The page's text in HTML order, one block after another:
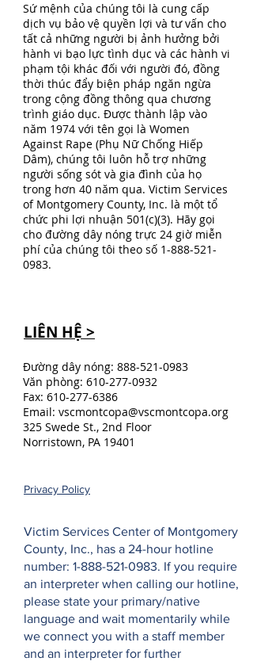
Sứ mệnh của chúng tôi là cung cấp
dịch vụ bảo vệ quyền lợi và tư vấn cho
tất cả những người bị ảnh hưởng bởi
hành vi bạo lực tình dục và các hành vi
phạm tội khác đối với người đó, đồng
thời thúc đẩy biện pháp ngăn ngừa
trong cộng đồng thông qua chương
trình giáo dục. Được thành lập vào
năm 1974 với tên gọi là Women
Against Rape (Phụ Nữ Chống Hiếp
Dâm), chúng tôi luôn hỗ trợ những
người sống sót và gia đình của họ
trong hơn 40 năm qua. Victim Services
of Montgomery County, Inc. là một tổ
chức phi lợi nhuận 501(c)(3). Hãy gọi
cho đường dây nóng trực 24 giờ miễn
phí của chúng tôi theo số 1-888-521-
0983.
LIÊN HỆ >
Đường dây nóng: 888-521-0983
Văn phòng: 610-277-0932
Fax: 610-277-6386
Email: vscmontcopa@vscmontcopa.org
325 Swede St., 2nd Floor
Norristown, PA 19401
Privacy Policy
Victim Services Center of Montgomery
County, Inc., has a 24-hour hotline
number: 1-888-521-0983. If you require
an interpreter when calling our hotline,
please state your primary/native
language and wait momentarily while
we connect you with a staff member
and an interpreter for further